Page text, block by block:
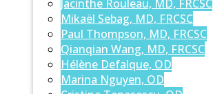
Jacinthe Rouleau, MD, FRCSC
Mikaël Sebag, MD, FRCSC
Paul Thompson, MD, FRCSC
Qianqian Wang, MD, FRCSC
Hélène Defalque, OD
Marina Nguyen, OD